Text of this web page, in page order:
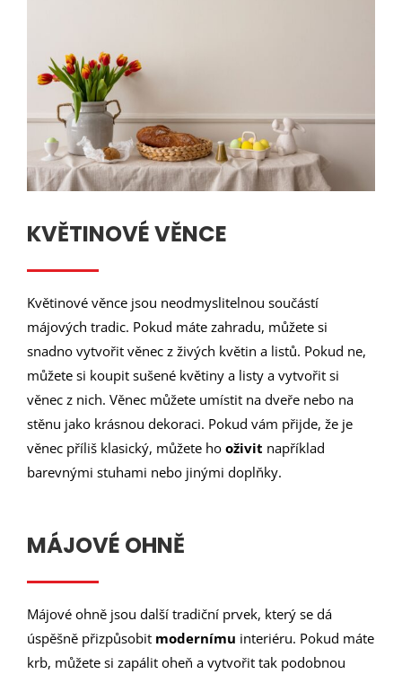
KVĚTINOVÉ VĚNCE
Květinové věnce jsou neodmyslitelnou součástí
májových tradic. Pokud máte zahradu, můžete si
snadno vytvořit věnec z živých květin a listů. Pokud ne,
můžete si koupit sušené květiny a listy a vytvořit si
věnec z nich. Věnec můžete umístit na dveře nebo na
stěnu jako krásnou dekoraci. Pokud vám přijde, že je
věnec příliš klasický, můžete ho oživit například
barevnými stuhami nebo jinými doplňky.
MÁJOVÉ OHNĚ
Májové ohně jsou další tradiční prvek, který se dá
úspěšně přizpůsobit modernímu interiéru. Pokud máte
krb, můžete si zapálit oheň a vytvořit tak podobnou